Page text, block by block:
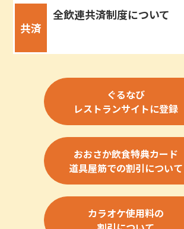
共済
全飲連共済制度について
ぐるなび
レストランサイトに登録
おおさか飲食特典カード
道具屋筋での割引について
カラオケ使用料の